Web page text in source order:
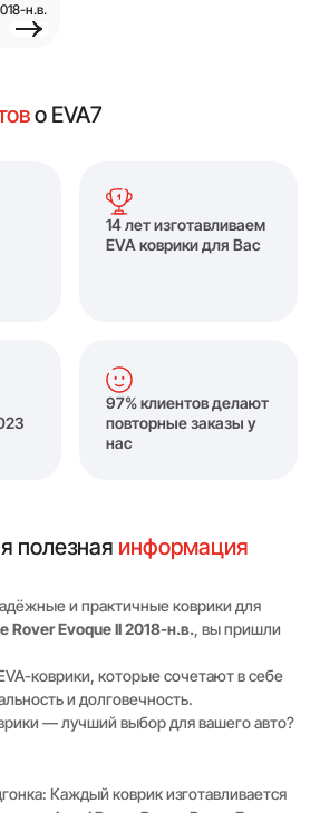
н.в.
о EVA7
14 лет изготавливаем
EVA коврики для Вас
97% клиентов делают
повторные заказы у
нас
полезная информация
— лучший выбор для вашего авто?
Каждый коврик изготавливается
и практичные коврики для
Rover Evoque II 2018-н.в., вы пришли
коврики, которые сочетают в себе
и долговечность.